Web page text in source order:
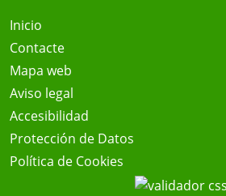
Inicio
Contacte
Mapa web
Aviso legal
Accesibilidad
Protección de Datos
Política de Cookies